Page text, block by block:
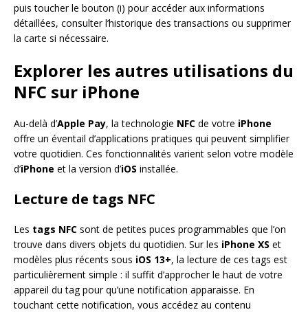
puis toucher le bouton (i) pour accéder aux informations
détaillées, consulter l’historique des transactions ou supprimer
la carte si nécessaire.
Explorer les autres utilisations du
NFC sur iPhone
Au-delà d’Apple Pay, la technologie NFC de votre iPhone
offre un éventail d’applications pratiques qui peuvent simplifier
votre quotidien. Ces fonctionnalités varient selon votre modèle
d’iPhone et la version d’iOS installée.
Lecture de tags NFC
Les tags NFC sont de petites puces programmables que l’on
trouve dans divers objets du quotidien. Sur les iPhone XS et
modèles plus récents sous iOS 13+, la lecture de ces tags est
particulièrement simple : il suffit d’approcher le haut de votre
appareil du tag pour qu’une notification apparaisse. En
touchant cette notification, vous accédez au contenu